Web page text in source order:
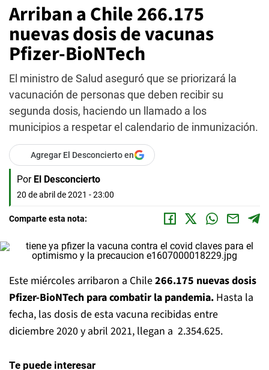
Arriban a Chile 266.175
nuevas dosis de vacunas
Pfizer-BioNTech
El ministro de Salud aseguró que se priorizará la
vacunación de personas que deben recibir su
segunda dosis, haciendo un llamado a los
municipios a respetar el calendario de inmunización.
Agregar El Desconcierto en
Por El Desconcierto
20 de abril de 2021 - 23:00
Comparte esta nota:
Este miércoles arribaron a Chile266.175 nuevas dosis
Pfizer-BioNTech para combatir la pandemia. Hasta la
fecha, las dosis de esta vacuna recibidas entre
diciembre 2020 y abril 2021, llegan a 2.354.625.
Te puede interesar